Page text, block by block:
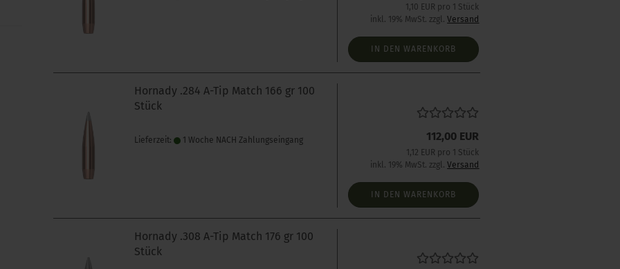
1,10 EUR pro 1 Stück
inkl. 19% MwSt. zzgl.Versand
IN DEN WARENKORB
Hornady .284 A-Tip Match 166 gr 100
Stück
Lieferzeit: 1 Woche NACH Zahlungseingang 112,00 EUR
1,12 EUR pro 1 Stück
inkl. 19% MwSt. zzgl.Versand
IN DEN WARENKORB
Hornady .308 A-Tip Match 176 gr 100
Stück